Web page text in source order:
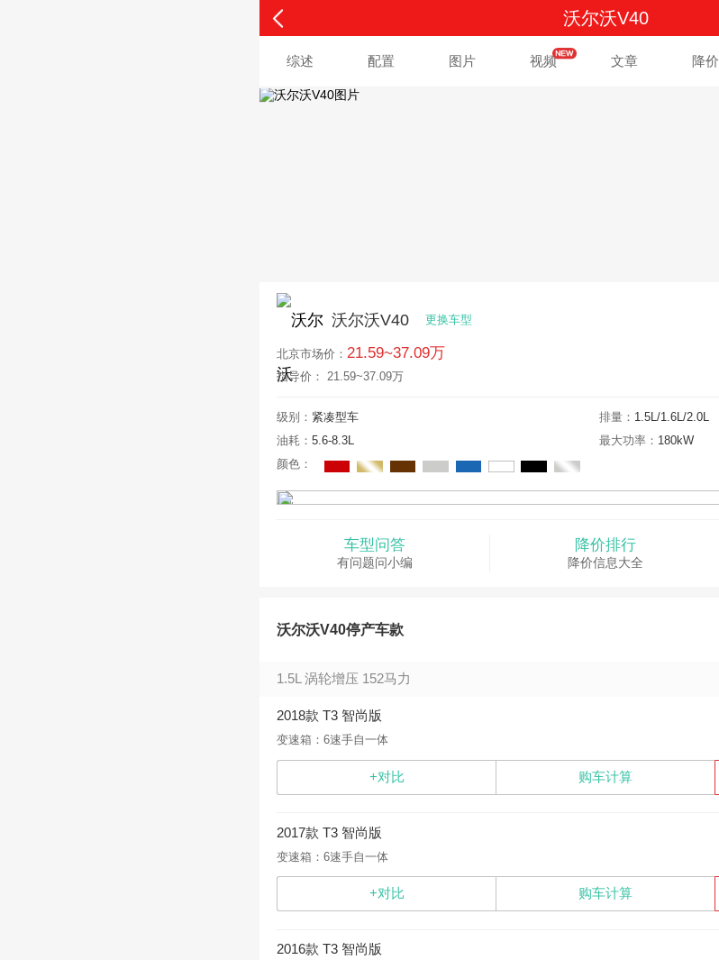
沃尔沃V40
综述 配置 图片 视频 文章 降价
沃尔沃V40 更换车型
北京市场价： 21.59~37.09万
指导价： 21.59~37.09万
级别： 紧凑型车 排量： 1.5L/1.6L/2.0L
油耗：5.6-8.3L 最大功率： 180kW
颜色：
车型问答
有问题问小编
降价排行
降价信息大全
沃尔沃V40停产车款
1.5L 涡轮增压 152马力
2018款 T3 智尚版
变速箱：6速手自一体
+对比 购车计算
2017款 T3 智尚版
变速箱：6速手自一体
+对比 购车计算
2016款 T3 智尚版